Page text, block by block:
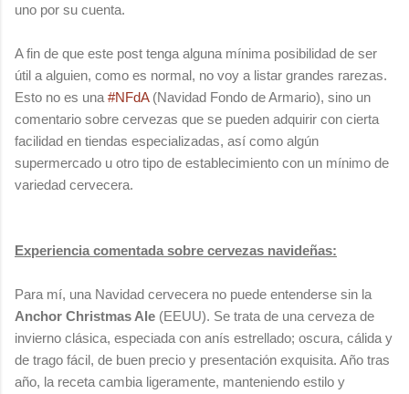
uno por su cuenta.
A fin de que este post tenga alguna mínima posibilidad de ser
útil a alguien, como es normal, no voy a listar grandes rarezas.
Esto no es una #NFdA(Navidad Fondo de Armario), sino un
comentario sobre cervezas que se pueden adquirir con cierta
facilidad en tiendas especializadas, así como algún
supermercado u otro tipo de establecimiento con un mínimo de
variedad cervecera.
Experiencia comentada sobre cervezas navideñas:
Para mí, una Navidad cervecera no puede entenderse sin la
Anchor Christmas Ale (EEUU). Se trata de una cerveza de
invierno clásica, especiada con anís estrellado; oscura, cálida y
de trago fácil, de buen precio y presentación exquisita. Año tras
año, la receta cambia ligeramente, manteniendo estilo y